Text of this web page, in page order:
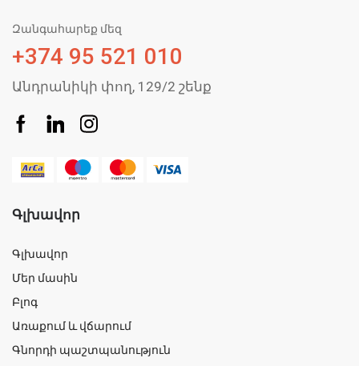
Զանգահարեք մեզ
+374 95 521 010
Անդրանիկի փող, 129/2 շենք
Գլխավոր
Գլխավոր
Մեր մասին
Բլոգ
Առաքում և վճարում
Գնորդի պաշտպանություն